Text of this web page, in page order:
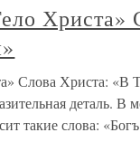
Слова Христа:
деталь. В
такие слова: